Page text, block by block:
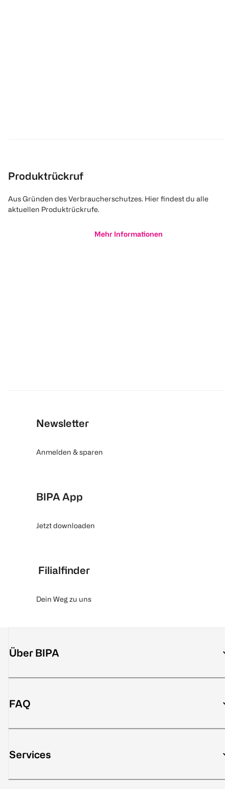
Produktrückruf
Aus Gründen des Verbraucherschutzes. Hier findest du alle
aktuellen Produktrückrufe.
Mehr Informationen
Newsletter
Anmelden & sparen
BIPA App
Jetzt downloaden
Filialfinder
Dein Weg zu uns
Über BIPA
FAQ
Services